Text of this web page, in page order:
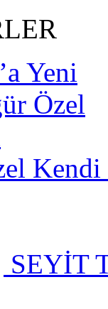
Kendi
SEYİT